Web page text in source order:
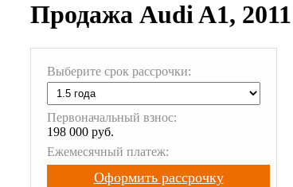
Продажа Audi A1,
Выберите срок рассрочки:
Первоначальный взнос:
198 000 руб.
Ежемесячный платеж:
Оформить рассрочку